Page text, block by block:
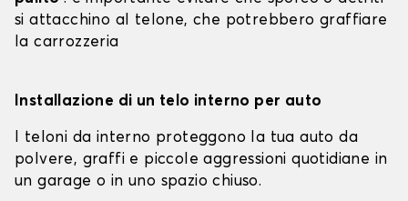
si attacchino al telone, che potrebbero graffiare
la carrozzeria
Installazione di un telo interno per auto
I teloni da interno proteggono la tua auto da
polvere, graffi e piccole aggressioni quotidiane in
un garage o in uno spazio chiuso.